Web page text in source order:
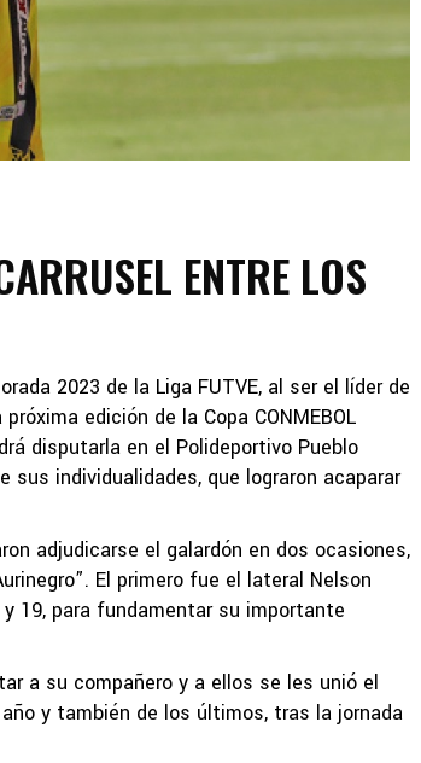
ENTRE LOS
2023 de la Liga FUTVE, al ser el líder de
edición de la Copa CONMEBOL
disputarla en el Polideportivo Pueblo
sus individualidades, que lograron acaparar
adjudicarse el galardón en dos ocasiones,
El primero fue el lateral Nelson
19, para fundamentar su importante
a su compañero y a ellos se les unió el
y también de los últimos, tras la jornada